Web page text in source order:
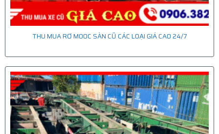
THU MUA RƠ MOOC SÀN CŨ CÁC LOẠI GIÁ CAO 24/7